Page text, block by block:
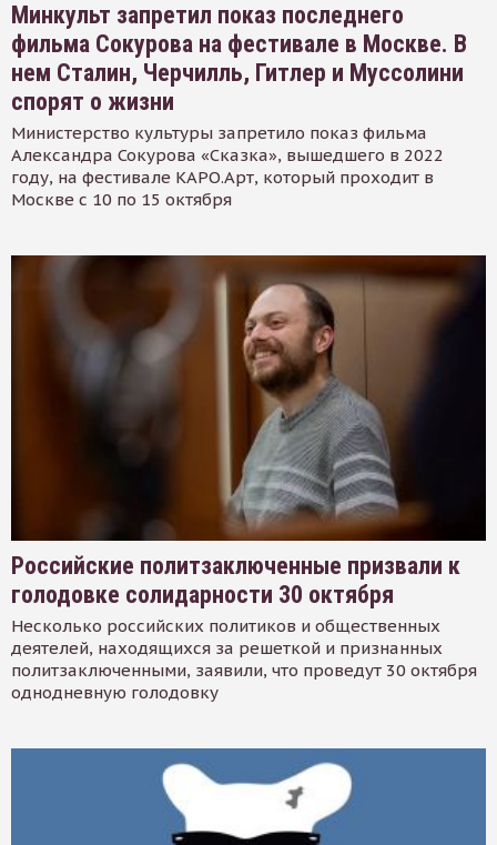
Минкульт запретил показ последнего
фильма Сокурова на фестивале в Москве. В
нем Сталин, Черчилль, Гитлер и Муссолини
спорят о жизни
Министерство культуры запретило показ фильма
Александра Сокурова «Сказка», вышедшего в 2022
году, на фестивале КАРО.Арт, который проходит в
Москве с 10 по 15 октября
Российские политзаключенные призвали к
голодовке солидарности 30 октября
Несколько российских политиков и общественных
деятелей, находящихся за решеткой и признанных
политзаключенными, заявили, что проведут 30 октября
однодневную голодовку